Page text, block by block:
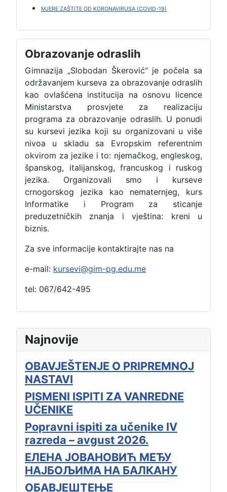
Najnovije
OBAVJEŠTENJE O PRIPREMNOJ
NASTAVI
PISMENI ISPITI ZA VANREDNE
UČENIKE
Popravni ispiti za učenike IV
razreda – avgust 2026.
ЕЛЕНА ЈОВАНОВИЋ МЕЂУ
НАЈБОЉИМА НА БАЛКАНУ
ОБАВЈЕШТЕЊЕ
MJERE ZAŠTITE OD KORONAVIRUSA (COVID-19)
Obrazovanje odraslih
Gimnazija „Slobodan Škerović“ je počela sa
održavanjem kurseva za obrazovanje odraslih
kao ovlašćena institucija na osnovu licence
Ministarstva prosvjete za realizaciju
programa za obrazovanje odraslih. U ponudi
su kursevi jezika koji su organizovani u više
nivoa u skladu sa Evropskim referentnim
okvirom za jezike i to: njemačkog, engleskog,
španskog, italijanskog, francuskog i ruskog
jezika. Organizovali smo i kurseve
crnogorskog jezika kao nematernjeg, kurs
Informatike i Program za sticanje
preduzetničkih znanja i vještina: kreni u
biznis.
Za sve informacije kontaktirajte nas na
e-mail: kursevi@gim-pg.edu.me
tel: 067/642-495